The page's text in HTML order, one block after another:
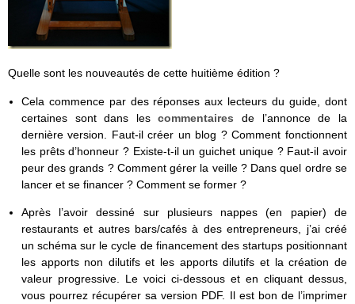
Quelle sont les nouveautés de cette huitième édition ?
Cela commence par des réponses aux lecteurs du guide, dont
certaines sont dans lescommentaires de l’annonce de la
dernière version. Faut-il créer un blog ? Comment fonctionnent
les prêts d’honneur ? Existe-t-il un guichet unique ? Faut-il avoir
peur des grands ? Comment gérer la veille ? Dans quel ordre se
lancer et se financer ? Comment se former ?
Après l’avoir dessiné sur plusieurs nappes (en papier) de
restaurants et autres bars/cafés à des entrepreneurs, j’ai créé
un schéma sur le cycle de financement des startups positionnant
les apports non dilutifs et les apports dilutifs et la création de
valeur progressive. Le voici ci-dessous et en cliquant dessus,
vous pourrez récupérer sa version PDF. Il est bon de l’imprimer